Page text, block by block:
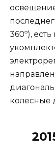
360º),
колесные